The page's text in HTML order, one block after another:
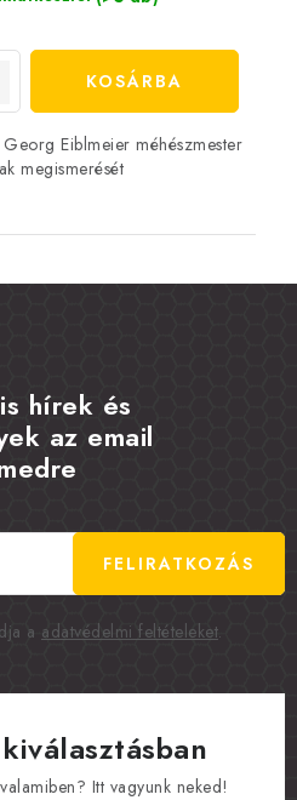
KOSÁRBA
Eiblmeier méhészmester
megismerését
hírek és
az email
a adatvédelmi feltételeket.
FELIRATKOZÁS
Itt vagyunk neked!